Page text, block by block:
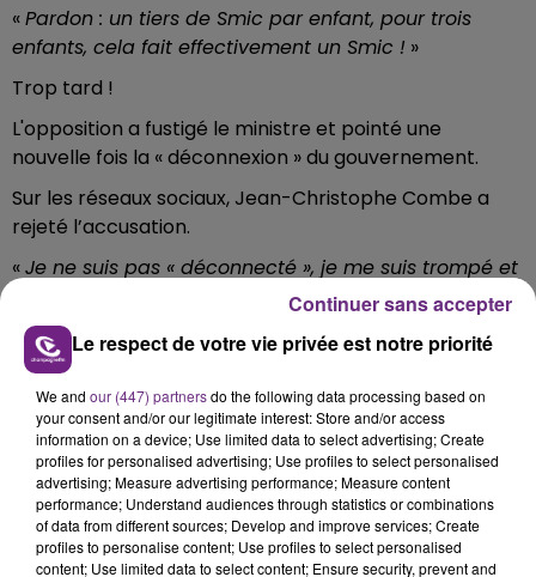
«Pardon : un tiers de Smic par enfant, pour trois
enfants, cela fait effectivement un Smic ! »
Trop tard !
L'opposition a fustigé le ministre et pointé une
nouvelle fois la « déconnexion » du gouvernement.
Sur les réseaux sociaux, Jean-Christophe Combe a
rejeté l’accusation.
«Je ne suis pas « déconnecté », je me suis trompé et
», a-t-il expliqué, tout en
assurant «
de son soutien, sa reconnaissance et son
respect les assistant(e)s maternel(le)s ».
Je ne suis pas "déconnecté", je me suis trompé et je
l'admets humblement.pic.twitter.com/blqmYN9BIh
— Jean-Christophe COMBE (@JCCOMBE)October
28, 2022
Le respect de votre vie privée est notre priorité
We and our (447) partnersdo the following data processing based on
your consent and/or our legitimate interest: Store and/or access
information on a device; Use limited data to select advertising; Create
profiles for personalised advertising; Use profiles to select personalised
advertising; Measure advertising performance; Measure content
performance; Understand audiences through statistics or combinations
of data from different sources; Develop and improve services; Create
profiles to personalise content; Use profiles to select personalised
content; Use limited data to select content; Ensure security, prevent and
Continuer sans accepter